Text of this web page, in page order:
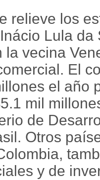
relieve los
Lula
la vecina
El
el año
mil
de
Otros
y de